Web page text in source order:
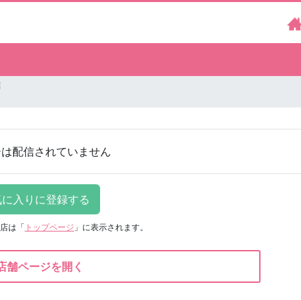
配信されていません
は 「 トップページ 」に表示されます。
舗ページを開く